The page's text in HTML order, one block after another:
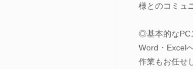
様とのコミュ
◎基本的なPC
Word・Excel
作業もお任せ